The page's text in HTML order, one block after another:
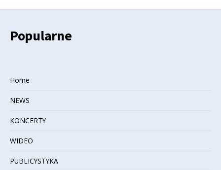
Popularne
Home
NEWS
KONCERTY
WIDEO
PUBLICYSTYKA